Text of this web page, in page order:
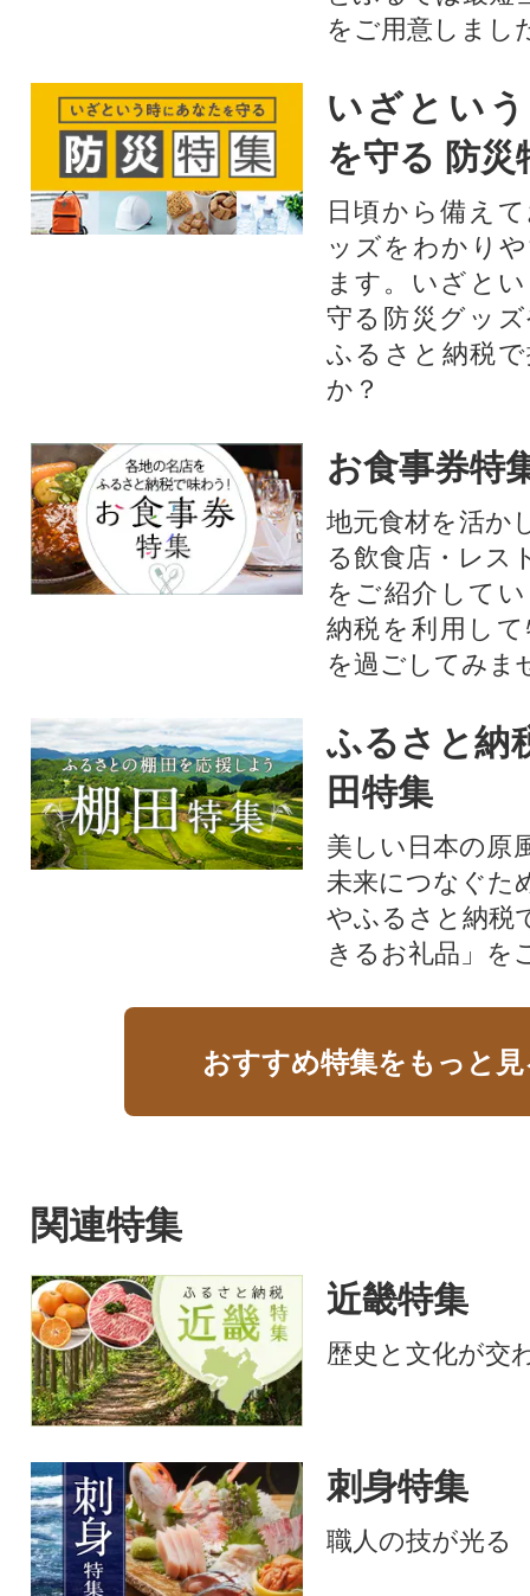
をご用意しまし
いざとい
を守る 防災
日頃から備え
ッズをわかり
ます。いざと
守る防災グッ
ふるさと納税
か？
お食事券特
地元食材を活か
る飲食店・レス
をご紹介して
納税を利用し
を過ごしてみま
ふるさと納
田特集
美しい日本の原
未来につなぐた
やふるさと納税
きるお礼品」を
おすすめ特集をもっと
関連特集
近畿特集
歴史と文化が交
刺身特集
職人の技が光